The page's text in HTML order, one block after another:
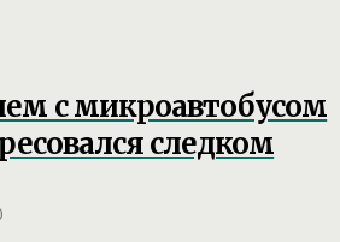
с микроавтобусом
следком